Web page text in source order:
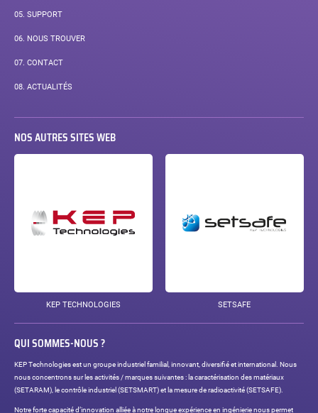
05. SUPPORT
06. NOUS TROUVER
07. CONTACT
08. ACTUALITÉS
NOS AUTRES SITES WEB
KEP TECHNOLOGIES SETSAFE
QUI SOMMES-NOUS ?
KEP Technologies est un groupe industriel familial, innovant, diversifié et international. Nous
nous concentrons sur les activités / marques suivantes : la caractérisation des matériaux
(SETARAM), le contrôle industriel (SETSMART) et la mesure de radioactivité (SETSAFE).
Notre forte capacité d’innovation alliée à notre longue expérience en ingénierie nous permet